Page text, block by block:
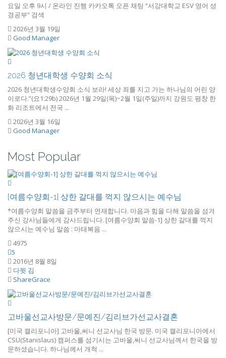
요일 오후 9시 / 온라인 진행 카카오톡 오픈 채팅 “서강대학교 ESV 영어 성
경공부” 검색
2026년 3월 19일
Good Manager
2026 청년대학생 수양회 소식
2026 청년대학생수양회 소식 보라! 세상 죄를 지고 가는 하나님의 어린 양
이로다.”(요1:29b) 2026년 1월 29일(목)~2월 1일(주일)까지 강원도 평창 한
화 리조트에서 전국 ...
2026년 3월 16일
Good Manager
Most Popular
[여름수양회-1] 상한 갈대를 꺽지 않으시는 예수님
*여름수양회 말씀을 금주부터 연재합니다. 마음과 힘을 다해 말씀을 섬겨
주신 강사님들에게 감사드립니다. [여름수양회 말씀-1] 상한 갈대를 꺽지
않으시는 예수님 말씀 : 마태복음 ...
4975
5
2016년 8월 8일
다윗 김
ShareGrace
고바울선교사방문/문예진/김리브가선교사결혼
[미국 캘리포니아] 고바울,써니 선교사님 한국 방문. 미국 캘리포니아에서
CSU(Stanislaus) 캠퍼스를 섬기시는 고바울,써니 선교사님께서 한국을 방
문하셨습니다. 하나님께서 개척 ...